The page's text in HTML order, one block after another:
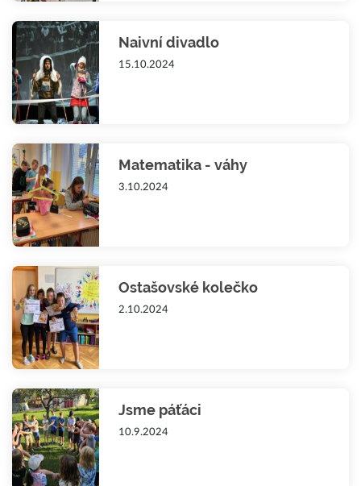
Naivní divadlo
15.10.2024
Matematika - váhy
3.10.2024
Ostašovské kolečko
2.10.2024
Jsme páťáci
10.9.2024